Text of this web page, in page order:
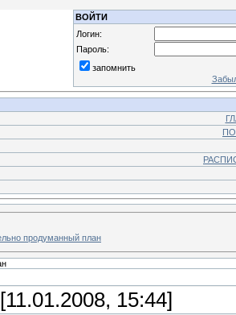
ВОЙТИ
Логин:
Пароль:
запомнить
продуманный план
[11.01.2008, 15:44]